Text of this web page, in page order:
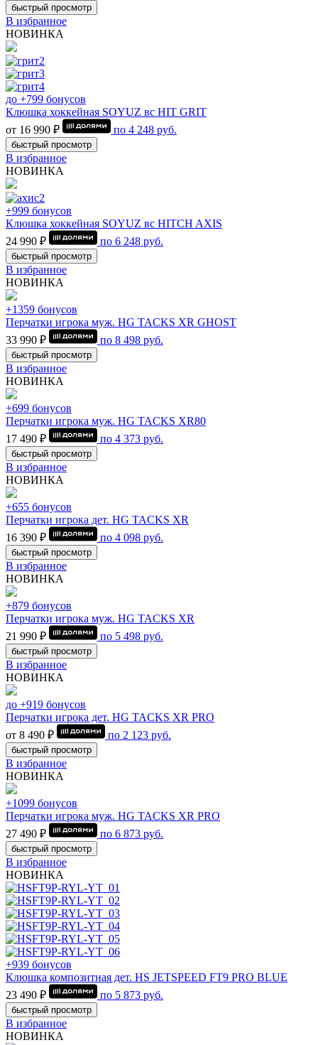
быстрый просмотр
В избранное
НОВИНКА
до +799 бонусов
Клюшка хоккейная SOYUZ вс HIT GRIT
от 16 990 ₽
по 4 248 руб.
быстрый просмотр
В избранное
НОВИНКА
+999 бонусов
Клюшка хоккейная SOYUZ вс HITCH AXIS
24 990 ₽
по 6 248 руб.
быстрый просмотр
В избранное
НОВИНКА
+1359 бонусов
Перчатки игрока муж. HG TACKS XR GHOST
33 990 ₽
по 8 498 руб.
быстрый просмотр
В избранное
НОВИНКА
+699 бонусов
Перчатки игрока муж. HG TACKS XR80
17 490 ₽
по 4 373 руб.
быстрый просмотр
В избранное
НОВИНКА
+655 бонусов
Перчатки игрока дет. HG TACKS XR
16 390 ₽
по 4 098 руб.
быстрый просмотр
В избранное
НОВИНКА
+879 бонусов
Перчатки игрока муж. HG TACKS XR
21 990 ₽
по 5 498 руб.
быстрый просмотр
В избранное
НОВИНКА
до +919 бонусов
Перчатки игрока дет. HG TACKS XR PRO
от 8 490 ₽
по 2 123 руб.
быстрый просмотр
В избранное
НОВИНКА
+1099 бонусов
Перчатки игрока муж. HG TACKS XR PRO
27 490 ₽
по 6 873 руб.
быстрый просмотр
В избранное
НОВИНКА
+939 бонусов
Клюшка композитная дет. HS JETSPEED FT9 PRO BLUE
23 490 ₽
по 5 873 руб.
быстрый просмотр
В избранное
НОВИНКА